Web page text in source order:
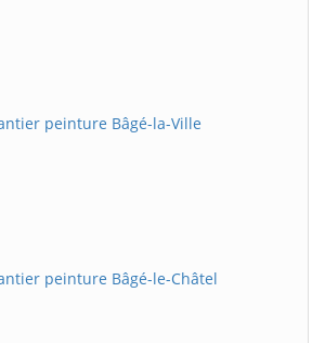
peinture Bâgé-la-Ville
peinture Bâgé-le-Châtel